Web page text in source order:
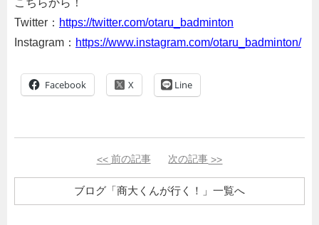
Twitter： https://twitter.com/otaru_badminton
Instagram： https://www.instagram.com/otaru_badminton/
Facebook Line
<< 前の記事 次の記事 >>
ブログ「商大くんが行く！」一覧へ